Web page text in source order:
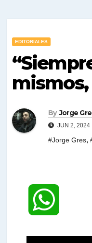
EDITORIALES
mismos,
By Jorge
JUN 2, 2024
#Jorge Gres,